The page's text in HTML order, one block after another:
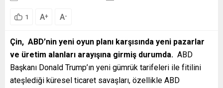
1 A+ A-
Çin, ABD’nin yeni oyun planı karşısında yeni pazarlar
ve üretim alanları arayışına girmiş durumda. ABD
Başkanı Donald Trump’ın yeni gümrük tarifeleri ile fitilini
ateşlediği küresel ticaret savaşları, özellikle ABD